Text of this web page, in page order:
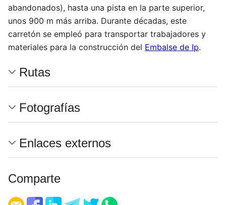
abandonados), hasta una pista en la parte superior,
unos 900 m más arriba. Durante décadas, este
carretón se empleó para transportar trabajadores y
materiales para la construcción del Embalse de Ip.
Rutas
Fotografías
Enlaces externos
Comparte